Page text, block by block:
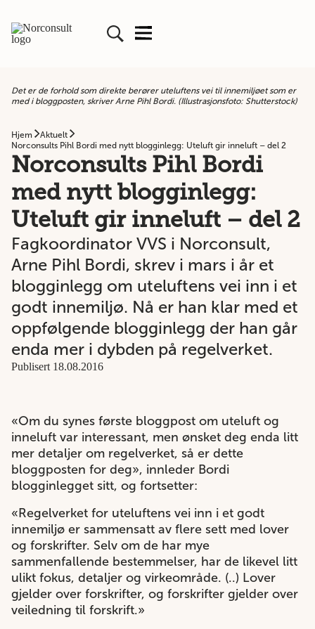
Det er de forhold som direkte berører uteluftens vei til innemiljøet som er
med i bloggposten, skriver Arne Pihl Bordi. (Illustrasjonsfoto: Shutterstock)
Hjem
Aktuelt
Norconsults Pihl Bordi med nytt blogginlegg: Uteluft gir inneluft – del 2
Norconsults Pihl Bordi
med nytt blogginlegg:
Uteluft gir inneluft – del 2
Fagkoordinator VVS i Norconsult,
Arne Pihl Bordi, skrev i mars i år et
blogginlegg om uteluftens vei inn i et
godt innemiljø. Nå er han klar med et
oppfølgende blogginlegg der han går
enda mer i dybden på regelverket.
Publisert 18.08.2016
«Om du synes første bloggpost om uteluft og
inneluft var interessant, men ønsket deg enda litt
mer detaljer om regelverket, så er dette
bloggposten for deg», innleder Bordi
blogginlegget sitt, og fortsetter:
«Regelverket for uteluftens vei inn i et godt
innemiljø er sammensatt av flere sett med lover
og forskrifter. Selv om de har mye
sammenfallende bestemmelser, har de likevel litt
ulikt fokus, detaljer og virkeområde. (..) Lover
gjelder over forskrifter, og forskrifter gjelder over
veiledning til forskrift.»